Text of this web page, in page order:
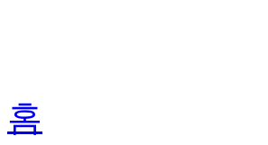
홈